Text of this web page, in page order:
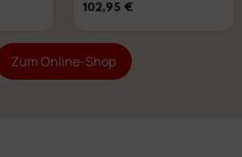
102,95 €
Zum Online-Shop